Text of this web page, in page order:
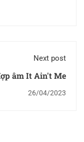
Next post
âm It Ain't Me
26/04/2023